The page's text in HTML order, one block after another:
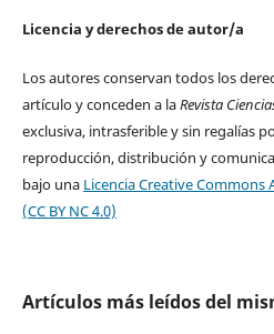
Licencia y derechos de autor/a
Los autores conservan todos los
artículo y conceden a laRevista
exclusiva, intrasferible y sin regalías
reproducción, distribución y
bajo una Licencia Creative
(CC BY NC 4.0)
Artículos más leídos del